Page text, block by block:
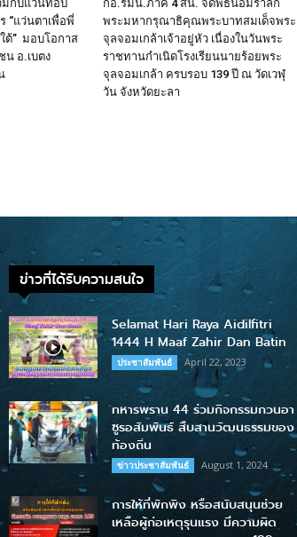
มกับแว่นท็อป
“แว่นตาเพื่อพี่
ต้” มอบโอกาส
น อ.เบตง
กอ.รมน.ภาค 4 สน. จัดพิธีน้อมรำลึก
พระมหากรุณาธิคุณพระบาทสมเด็จพระ
จุลจอมเกล้าเจ้าอยู่หัว เนื่องในวันพระ
ราชทานกำเนิดโรงเรียนนายร้อยพระ
จุลจอมเกล้า ครบรอบ 139 ปี ณ วัดเวฬุ
วัน จังหวัดยะลา
ข่าวที่ได้รับความสนใจ
Selamat Hari Raya Aidilfitri
1444 H Maaf Zahir Dan Batin
ประชาสัมพันธ์ April 22, 2023
ทหารพราน 44 ร่วมกิจกรรมกวนอา
ซูรอสัมพันธ์ สืบสานวัฒนธรรมของ
ท้องถิ่น
ข่าวประชาสัมพันธ์ August 1, 2024
การให้ที่พักพิง หรือสนับสนุนช่วย
เหลือผู้ก่อเหตุรุนแรง มีความผิด